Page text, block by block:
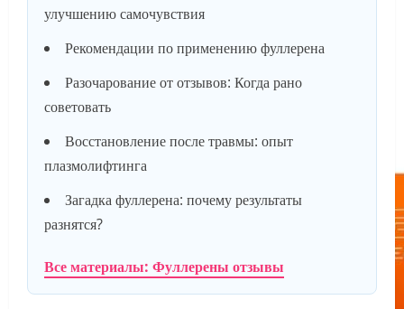
улучшению самочувствия
Рекомендации по применению фуллерена
Разочарование от отзывов: Когда рано
советовать
Восстановление после травмы: опыт
плазмолифтинга
Загадка фуллерена: почему результаты
разнятся?
Все материалы: Фуллерены отзывы